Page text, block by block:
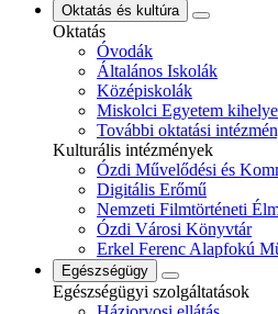
Oktatás és kultúra
Oktatás
Óvodák
Általános Iskolák
Középiskolák
Miskolci Egyetem
További oktatási
Kulturális intézmények
Ózdi Művelődési és
Digitális Erőmű
Nemzeti Filmtörténeti
Ózdi Városi Könyvtár
Erkel Ferenc Alapfokú
Egészségügy
Egészségügyi szolgáltatások